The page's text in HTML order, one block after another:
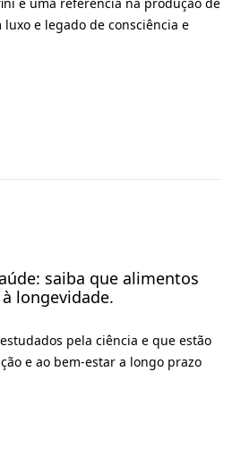
e legado de consciência e
saiba que alimentos
longevidade.
pela ciência e que estão
e ao bem-estar a longo prazo